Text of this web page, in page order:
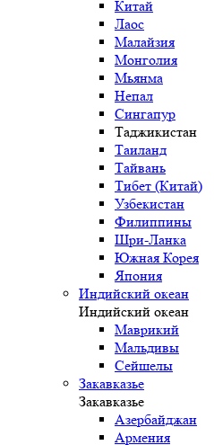
Китай
Лаос
Малайзия
Монголия
Мьянма
Непал
Сингапур
Таджикистан
Таиланд
Тайвань
Тибет (Китай)
Узбекистан
Филиппины
Шри-Ланка
Южная Корея
Япония
Индийский океан
Индийский океан
Маврикий
Мальдивы
Сейшелы
Закавказье
Закавказье
Азербайджан
Армения